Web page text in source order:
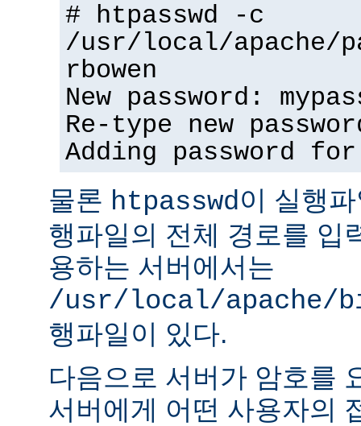
# htpasswd -c
/usr/local/apache/
rbowen
New password:
Re-type new
Adding password
물론 htpasswd이 실행
행파일의 전체 경로를 입
용하는 서버에서는
/usr/local/apache/
행파일이 있다.
다음으로 서버가 암호를
서버에게 어떤 사용자의